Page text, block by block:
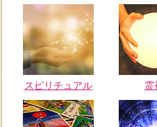
スピリチュアル 霊